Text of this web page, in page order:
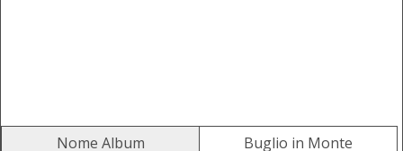
Nome Album
Buglio in Monte